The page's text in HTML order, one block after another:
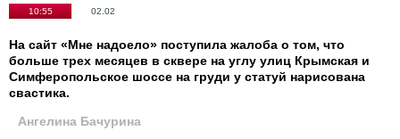
10:55 02.02
На сайт «Мне надоело» поступила жалоба о том, что
больше трех месяцев в сквере на углу улиц Крымская и
Симферопольское шоссе на груди у статуй нарисована
свастика.
Ангелина Бачурина